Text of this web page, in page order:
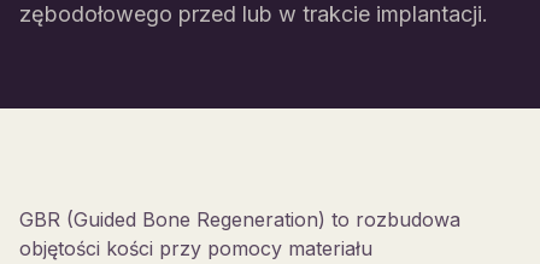
zębodołowego przed lub w trakcie implantacji.
GBR (Guided Bone Regeneration) to rozbudowa
objętości kości przy pomocy materiału